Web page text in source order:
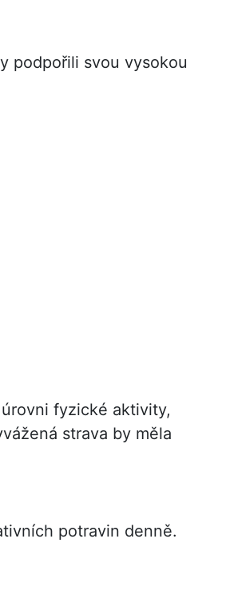
podpořili svou vysokou
fyzické aktivity,
strava by měla
potravin denně.